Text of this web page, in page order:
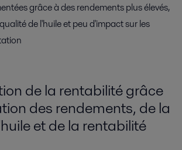
grâce à des rendements plus élevés,
de l'huile et peu d'impact sur les
de la rentabilité grâce
des rendements, de la
et de la rentabilité